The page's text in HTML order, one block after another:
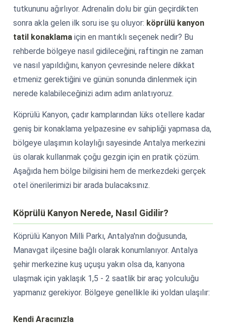
tutkununu ağırlıyor. Adrenalin dolu bir gün geçirdikten
sonra akla gelen ilk soru ise şu oluyor: köprülü kanyon
tatil konaklama için en mantıklı seçenek nedir? Bu
rehberde bölgeye nasıl gidileceğini, raftingin ne zaman
ve nasıl yapıldığını, kanyon çevresinde nelere dikkat
etmeniz gerektiğini ve günün sonunda dinlenmek için
nerede kalabileceğinizi adım adım anlatıyoruz.
Köprülü Kanyon, çadır kamplarından lüks otellere kadar
geniş bir konaklama yelpazesine ev sahipliği yapmasa da,
bölgeye ulaşımın kolaylığı sayesinde Antalya merkezini
üs olarak kullanmak çoğu gezgin için en pratik çözüm.
Aşağıda hem bölge bilgisini hem de merkezdeki gerçek
otel önerilerimizi bir arada bulacaksınız.
Köprülü Kanyon Nerede, Nasıl Gidilir?
Köprülü Kanyon Milli Parkı, Antalya'nın doğusunda,
Manavgat ilçesine bağlı olarak konumlanıyor. Antalya
şehir merkezine kuş uçuşu yakın olsa da, kanyona
ulaşmak için yaklaşık 1,5 - 2 saatlik bir araç yolculuğu
yapmanız gerekiyor. Bölgeye genellikle iki yoldan ulaşılır:
Kendi Aracınızla